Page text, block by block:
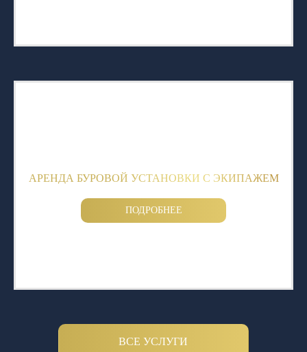
АРЕНДА БУРОВОЙ УСТАНОВКИ С ЭКИПАЖЕМ
ПОДРОБНЕЕ
ВСЕ УСЛУГИ